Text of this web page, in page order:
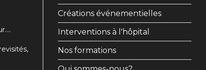
Créations événementielles
Interventions à l'hôpital
Nos formations